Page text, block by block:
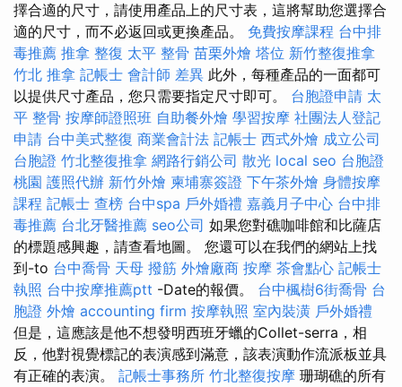
擇合適的尺寸，請使用產品上的尺寸表，這將幫助您選擇合
適的尺寸，而不必返回或更換產品。 免費按摩課程 台中排
毒推薦 推拿 整復 太平 整骨 苗栗外燴 塔位 新竹整復推拿
竹北 推拿 記帳士 會計師 差異 此外，每種產品的一面都可
以提供尺寸產品，您只需要指定尺寸即可。 台胞證申請 太
平 整骨 按摩師證照班 自助餐外燴 學習按摩 社團法人登記
申請 台中美式整復 商業會計法 記帳士 西式外燴 成立公司
台胞證 竹北整復推拿 網路行銷公司 散光 local seo 台胞證
桃園 護照代辦 新竹外燴 柬埔寨簽證 下午茶外燴 身體按摩
課程 記帳士 查榜 台中spa 戶外婚禮 嘉義月子中心 台中排
毒推薦 台北牙醫推薦 seo公司 如果您對礁咖啡館和比薩店
的標題感興趣，請查看地圖。 您還可以在我們的網站上找
到-to 台中喬骨 天母 撥筋 外燴廠商 按摩 茶會點心 記帳士
執照 台中按摩推薦ptt -Date的報價。 台中楓樹6街喬骨 台
胞證 外燴 accounting firm 按摩執照 室內裝潢 戶外婚禮
但是，這應該是他不想發明西班牙蠟的Collet-serra，相
反，他對視覺標記的表演感到滿意，該表演動作流派板並具
有正確的表演。 記帳士事務所 竹北整復按摩 珊瑚礁的所有